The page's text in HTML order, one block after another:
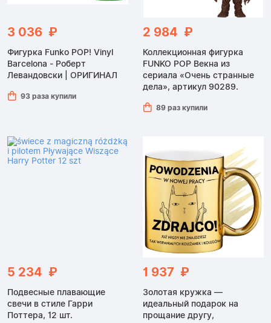
3 036 ₽
Фигурка Funko POP! Vinyl
Barcelona - Роберт
Левандовски | ОРИГИНАЛ
93 раза купили
2 984 ₽
Коллекционная фигурка
FUNKO POP Векна из
сериала «Очень странные
дела», артикул 90289.
89 раз купили
5 234 ₽
Подвесные плавающие
свечи в стиле Гарри
Поттера, 12 шт.
1 937 ₽
Золотая кружка —
идеальный подарок на
прощание другу,